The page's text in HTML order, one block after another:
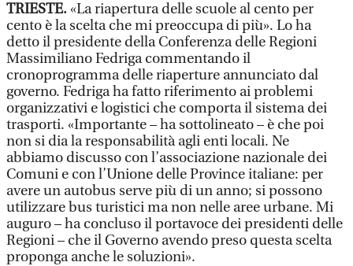
TRIESTE.«La riapertura delle scuole al cento per
cento è la scelta che mi preoccupa di più». Lo ha
detto il presidente della Conferenza delle Regioni
Massimiliano Fedriga commentando il
cronoprogramma delle riaperture annunciato dal
governo. Fedriga ha fatto riferimento ai problemi
organizzativi e logistici che comporta il sistema dei
trasporti. «Importante – ha sottolineato – è che poi
non si dia la responsabilità agli enti locali. Ne
abbiamo discusso con l’associazione nazionale dei
Comuni e con l’Unione delle Province italiane: per
avere un autobus serve più di un anno; si possono
utilizzare bus turistici ma non nelle aree urbane. Mi
auguro – ha concluso il portavoce dei presidenti delle
Regioni – che il Governo avendo preso questa scelta
proponga anche le soluzioni».